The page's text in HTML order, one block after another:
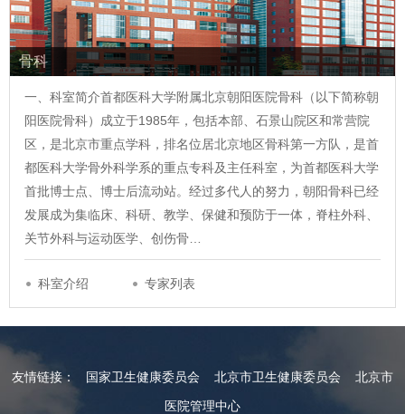
骨科
一、科室简介首都医科大学附属北京朝阳医院骨科（以下简称朝
阳医院骨科）成立于1985年，包括本部、石景山院区和常营院
区，是北京市重点学科，排名位居北京地区骨科第一方队，是首
都医科大学骨外科学系的重点专科及主任科室，为首都医科大学
首批博士点、博士后流动站。经过多代人的努力，朝阳骨科已经
发展成为集临床、科研、教学、保健和预防于一体，脊柱外科、
关节外科与运动医学、创伤骨…
科室介绍 专家列表
友情链接： 国家卫生健康委员会 北京市卫生健康委员会
北京市
医院管理中心